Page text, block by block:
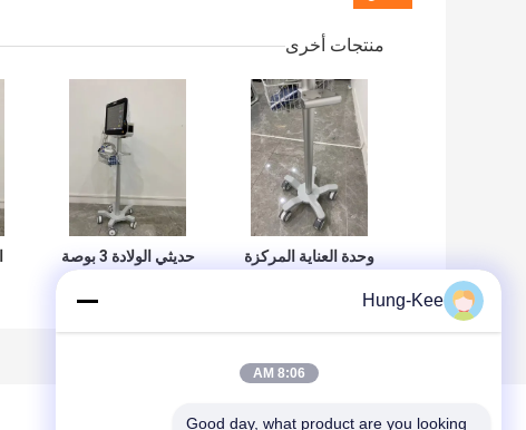
منتجات أخرى
وحدة العناية المركزة
حديثي الولادة 3 بوصة
عجلات صامتة مراقبة
طبية عربة الطيران
Hung-Kee
8:06 AM
Good day, what product are you looking